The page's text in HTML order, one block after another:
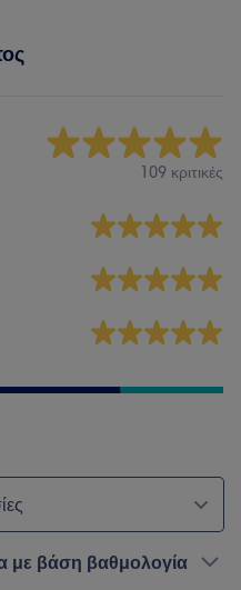
109 κριτικές
με βάση βαθμολογία